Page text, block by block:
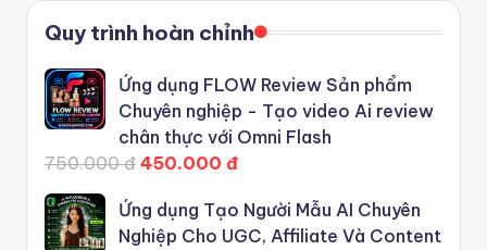
Quy trình hoàn chỉnh
Ứng dụng FLOW Review Sản phẩm
Chuyên nghiệp - Tạo video Ai review
chân thực với Omni Flash
750.000 đ 450.000 đ
Ứng dụng Tạo Người Mẫu AI Chuyên
Nghiệp Cho UGC, Affiliate Và Content